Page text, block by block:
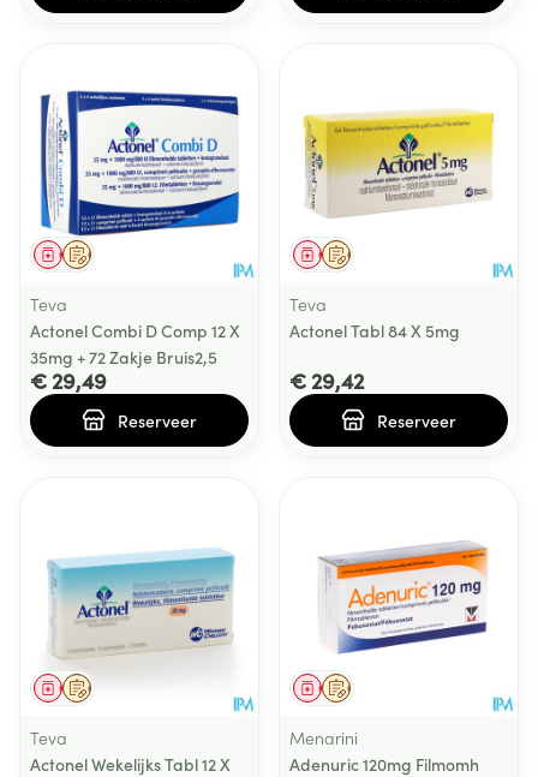
Op voorschrift
Geneesmiddel
Teva
Actonel Combi D Comp 12 X
35mg + 72 Zakje Bruis2,5
€ 29,49
Reserveer
Op voorschrift
Geneesmiddel
Teva
Actonel Tabl 84 X 5mg
€ 29,42
Reserveer
Op voorschrift
Geneesmiddel
Teva
Actonel Wekelijks Tabl 12 X
Op voorschrift
Geneesmiddel
Menarini
Adenuric 120mg Filmomh